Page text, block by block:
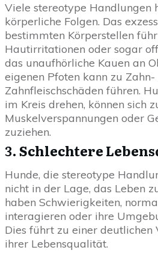
Viele stereotype Handlungen
körperliche Folgen. Das
bestimmten Körperstellen
Hautirritationen oder sogar
das unaufhörliche Kauen an
eigenen Pfoten kann zu
Zahnfleischschäden führen.
im Kreis drehen, können sich
Muskelverspannungen oder
zuziehen.
3.Schlechtere
Hunde, die stereotype
nicht in der Lage, das Leben
haben Schwierigkeiten,
interagieren oder ihre
Dies führt zu einer deutlichen
ihrer Lebensqualität.